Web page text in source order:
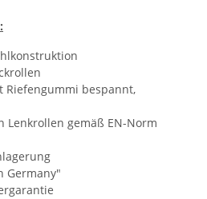
Riefengummi bespannt,
Lenkrollen gemäß EN-Norm
Germany"